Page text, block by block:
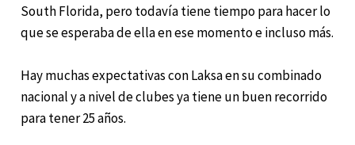
South Florida, pero todavía tiene tiempo para hacer lo
que se esperaba de ella en ese momento e incluso más.
Hay muchas expectativas con Laksa en su combinado
nacional y a nivel de clubes ya tiene un buen recorrido
para tener 25 años.